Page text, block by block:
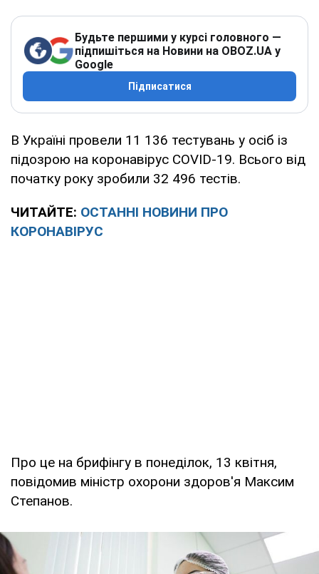
Будьте першими у курсі головного —
підпишіться на Новини на OBOZ.UA у
Google
Підписатися
В Україні провели 11 136 тестувань у осіб із
підозрою на коронавірус COVID-19. Всього від
початку року зробили 32 496 тестів.
ЧИТАЙТЕ: ОСТАННІ НОВИНИ ПРО
КОРОНАВІРУС
Про це на брифінгу в понеділок, 13 квітня,
повідомив міністр охорони здоров'я Максим
Степанов.